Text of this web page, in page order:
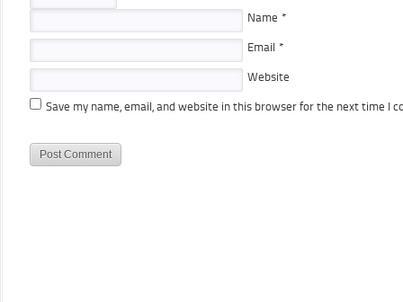
Name *
Email *
Website
Save my name, email, and website in this browser for the next time I